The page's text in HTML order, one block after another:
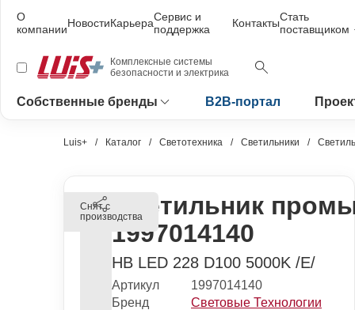
О
компанииНовостиКарьераСервис и
поддержка
КонтактыСтать
поставщиком
Комплексные системы
безопасности и электрика
Собственные бренды B2B-портал
Luis+ Каталог Светотехника Светильники
Снят с
производстваСветильник
1997014140
HB LED 228 D100 5000K /E/
Артикул
1997014140
Бренд
Световые Технологии